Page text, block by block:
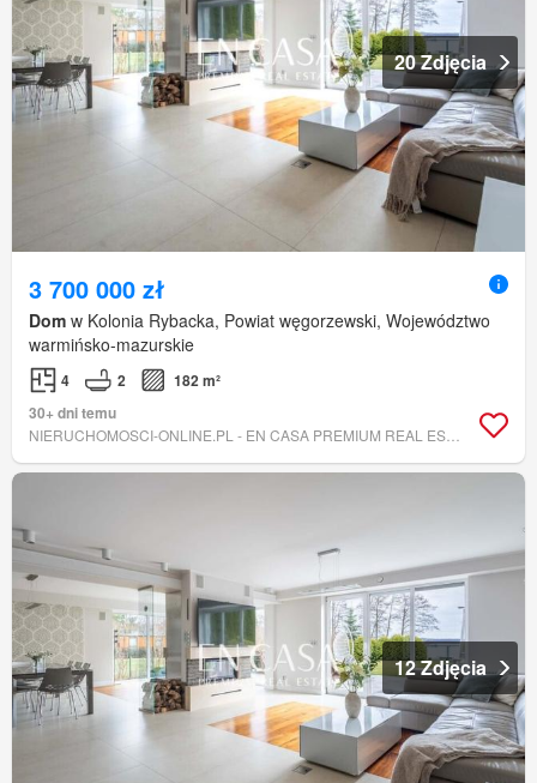
20 Zdjęcia
3 700 000 zł
Dom w Kolonia Rybacka, Powiat węgorzewski, Województwo
warmińsko-mazurskie
4 2
182 m²
30+ dni temu
12 Zdjęcia